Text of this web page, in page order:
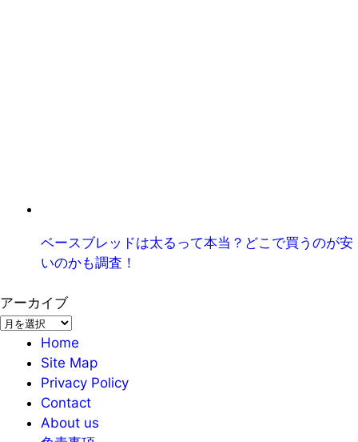
ベースブレッドは太るって本当？どこで買うのが安
いのかも調査！
アーカイブ
ア
Home
Site Map
Privacy Policy
Contact
About us